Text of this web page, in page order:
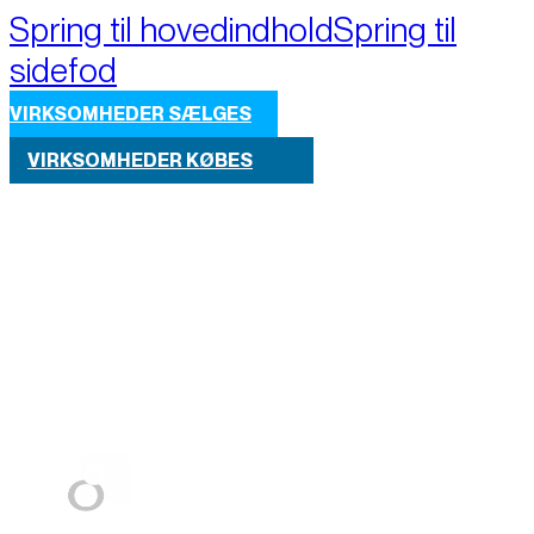
Spring til hovedindholdSpring til
sidefod
VIRKSOMHEDER SÆLGES
VIRKSOMHEDER KØBES